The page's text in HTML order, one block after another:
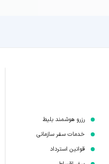
رزرو هوشمند بلیط
خدمات سفر سازمانی
قوانین استرداد